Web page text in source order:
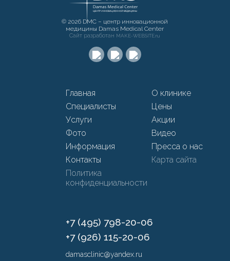
© 2026 DMC – центр инновационной
медицины Damas Medical Center
Сайт разработан MAKE-WEBSITE.ru
Главная
О клинике
Специалисты
Цены
Услуги
Акции
Фото
Видео
Информация
Пресса о нас
Контакты
Карта сайта
Политика
конфиденциальности
+7 (495) 798-20-06
+7 (926) 115-20-06
damasclinic@yandex.ru